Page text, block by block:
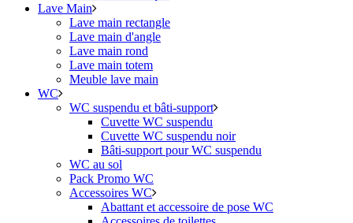
Lave Main
Lave main rectangle
Lave main d'angle
Lave main rond
Lave main totem
Meuble lave main
WC
WC suspendu et bâti-support
Cuvette WC suspendu
Cuvette WC suspendu noir
Bâti-support pour WC suspendu
WC au sol
Pack Promo WC
Accessoires WC
Abattant et accessoire de pose WC